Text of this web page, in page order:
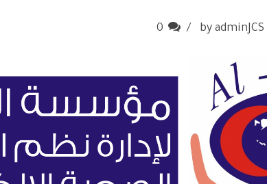
by adminJCS
0